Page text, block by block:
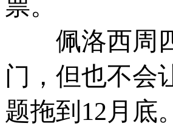
佩洛西周四
门，但也不会
题拖到12月底。